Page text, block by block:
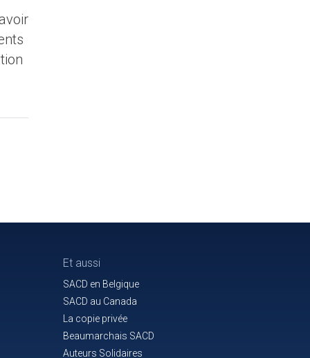
Et aussi
SACD en Belgique
SACD au Canada
La copie privée
Beaumarchais SACD
Auteurs Solidaires